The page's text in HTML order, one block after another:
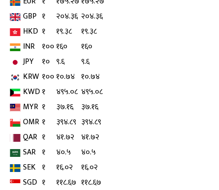
GBP १ २०४.३६ २०४.३६
HKD १ १९.३८
१९.३८
INR १००१६०
१६०
JPY
१० ९.६
९.६
KRW १००१०.७४ १०.७४
KWD१ ४९५.०८ ४९५.०८
MYR १ ३७.१६
३७.१६
OMR १ ३९४.८९ ३९४.८९
QAR १ ४१.७२ ४१.७२
SAR १ ४०.५
४०.५
SEK १ १६.०२
१६.०२
SGD १ ११८.६७ ११८.६७